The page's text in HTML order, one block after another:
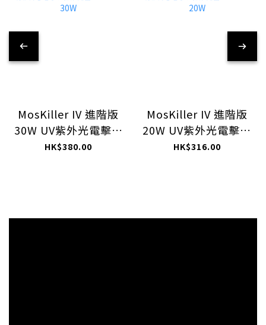
MosKiller IV 進階版
30W UV紫外光電擊式
滅蚊燈 LM04Y-30W
HK$380.00
MosKiller IV 進階版
20W UV紫外光電擊式
滅蚊燈 LM04Y-20W
HK$316.00